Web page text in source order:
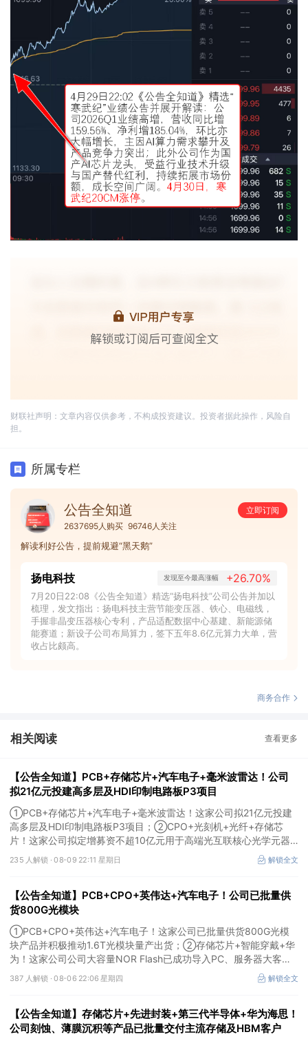
财联社声明：文章内容仅供参考，不构成投资建议。投资者据此操作，风险自
担。
所属专栏
公告全知道
立即订阅
2637695人购买 96746人关注
解读利好公告，提前规避“黑天鹅”
扬电科技 发现至今最高涨幅 +26.70%
7月20日22:08《公告全知道》精选“扬电科技”公司公告并加以
梳理，发文指出：扬电科技主营节能变压器、铁心、电磁线，
手握非晶变压器核心专利，产品适配数据中心基建、新能源储
能赛道；新设子公司布局算力，签下五年8.6亿元算力大单，营
收占比颇高。
商务合作
相关阅读 查看更多
【公告全知道】PCB+存储芯片+汽车电子+毫米波雷达！公司
拟21亿元投建高多层及HDI印制电路板P3项目
①PCB+存储芯片+汽车电子+毫米波雷达！这家公司拟21亿元投建
高多层及HDI印制电路板P3项目；②CPO+光刻机+光纤+存储芯
片！这家公司拟定增募资不超10亿元用于高端光互联核心光学元器
件项目等；③存储芯片+光刻胶+先进封装！公司已实现5N5纯度高
纯六氟化钨量产。
235 人解锁 ·08-09 22:11 星期日 解锁全文
【公告全知道】PCB+CPO+英伟达+汽车电子！公司已批量供
货800G光模块
①PCB+CPO+英伟达+汽车电子！这家公司已批量供货800G光模
块产品并积极推动1.6T光模块量产出货；②存储芯片+智能穿戴+华
为！这家公司公司大容量NOR Flash已成功导入PC、服务器大客
户；③边缘计算+智慧灯杆！公司拟跨界布局固态存储标的。
387 人解锁 ·08-06 22:06 星期四 解锁全文
【公告全知道】存储芯片+先进封装+第三代半导体+华为海思！
公司刻蚀、薄膜沉积等产品已批量交付主流存储及HBM客户